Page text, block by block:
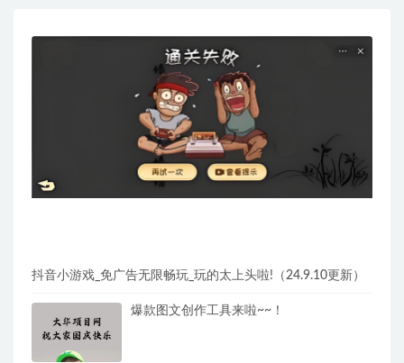
抖音小游戏_免广告无限畅玩_玩的太上头啦!（24.9.10更新）
爆款图文创作工具来啦~~！